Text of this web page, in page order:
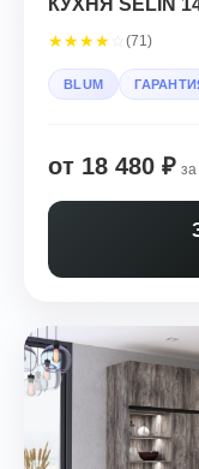
КУХНЯ SELIN
★★★★ (71)
BLUM
от 18 480 ₽